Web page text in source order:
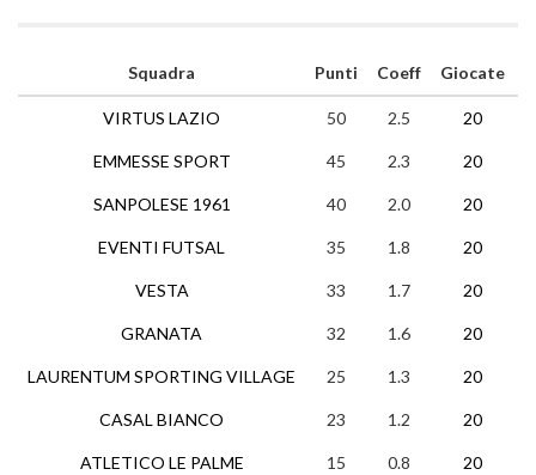
Squadra
VIRTUS LAZIO
EMMESSE SPORT
SANPOLESE 1961
EVENTI FUTSAL
VESTA
GRANATA
LAURENTUM SPORTING VILLAGE
CASAL BIANCO
ATLETICO LE PALME
Punti Coeff Giocate
50 2.5 20
45 2.3 20
40 2.0 20
35 1.8 20
33 1.7 20
32 1.6 20
25 1.3 20
23 1.2 20
15 0.8 20